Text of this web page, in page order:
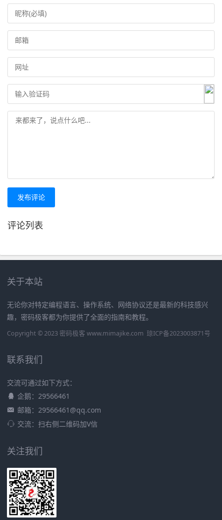
发布评论
评论列表
关于本站
无论你对特定编程语言、操作系统、网络协议还是最新的科技感兴
趣，密码极客都为你提供了全面的指南和教程。
Copyright © 2023 密码极客 www.mimajike.com 琼ICP备2023003871号
联系我们
交流可通过如下方式：
企鹅：29566461
邮箱：29566461@qq.com
交流：扫右侧二维码加V信
关注我们